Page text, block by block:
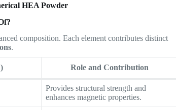
HEA Powder
composition. Each element contributes distinct
.
Role and Contribution
Provides structural strength and
enhances magnetic properties.